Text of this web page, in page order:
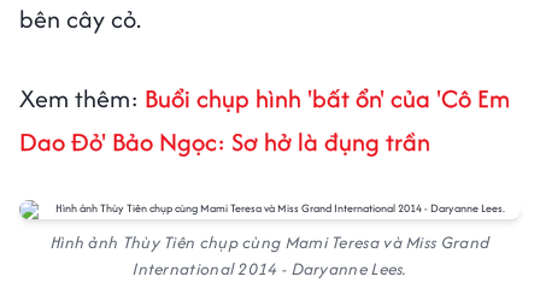
bên cây cỏ.
Xem thêm: Buổi chụp hình 'bất ổn' của 'Cô Em
Dao Đỏ' Bảo Ngọc: Sơ hở là đụng trần
Hình ảnh Thùy Tiên chụp cùng Mami Teresa và Miss Grand
International 2014 - Daryanne Lees.